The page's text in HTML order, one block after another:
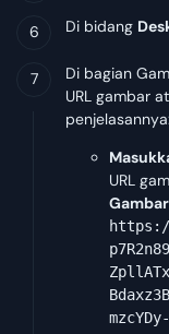
Di bidang
Di bagian
URL gambar
penjelasannya:
URL
Gambar
https://
mzcYDy-